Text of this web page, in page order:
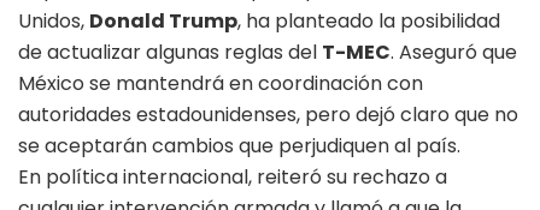
Unidos, Donald Trump, ha planteado la posibilidad
de actualizar algunas reglas del T-MEC. Aseguró que
México se mantendrá en coordinación con
autoridades estadounidenses, pero dejó claro que no
se aceptarán cambios que perjudiquen al país.
En política internacional, reiteró su rechazo a